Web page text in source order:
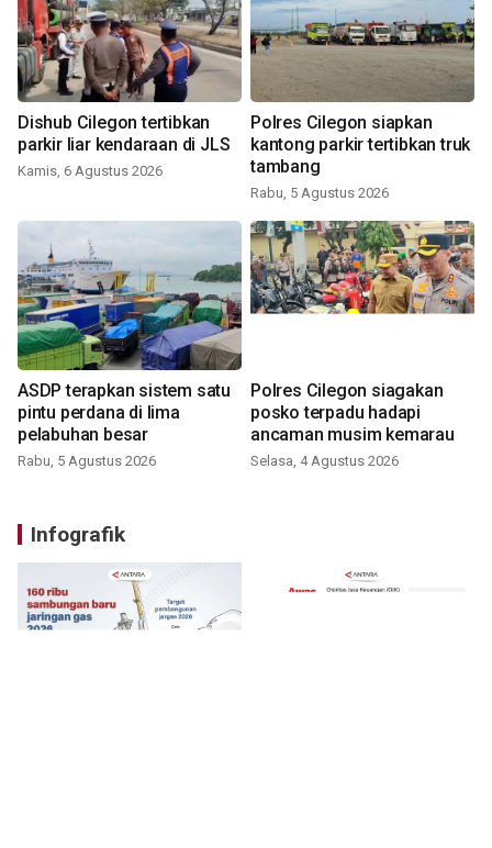
Dishub Cilegon tertibkan
parkir liar kendaraan di JLS
Kamis, 6 Agustus 2026
Polres Cilegon siapkan
kantong parkir tertibkan truk
tambang
Rabu, 5 Agustus 2026
ASDP terapkan sistem satu
pintu perdana di lima
pelabuhan besar
Rabu, 5 Agustus 2026
Polres Cilegon siagakan
posko terpadu hadapi
ancaman musim kemarau
Selasa, 4 Agustus 2026
Infografik